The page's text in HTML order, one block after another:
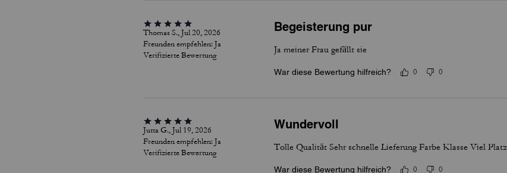
Thomas S., Jul 20, 2026
Freunden empfehlen: Ja
Verifizierte Bewertung
Begeisterung pur
Ja meiner Frau gefällt sie
War diese Bewertung hilfreich? 0 0
Jutta G., Jul 19, 2026
Freunden empfehlen: Ja
Verifizierte Bewertung
Wundervoll
Tolle Qualität Sehr schnelle Lieferung Farbe Klasse Viel Platz
War diese Bewertung hilfreich? 0 0